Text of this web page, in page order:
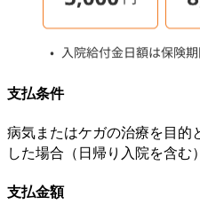
支払条件
病気またはケガの治療を目的
した場合（日帰り入院を含む
支払金額